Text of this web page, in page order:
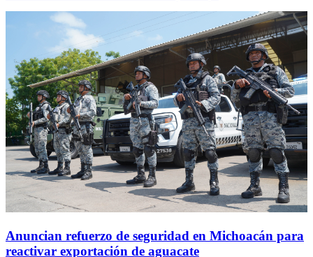
Anuncian refuerzo de seguridad en Michoacán para
reactivar exportación de aguacate